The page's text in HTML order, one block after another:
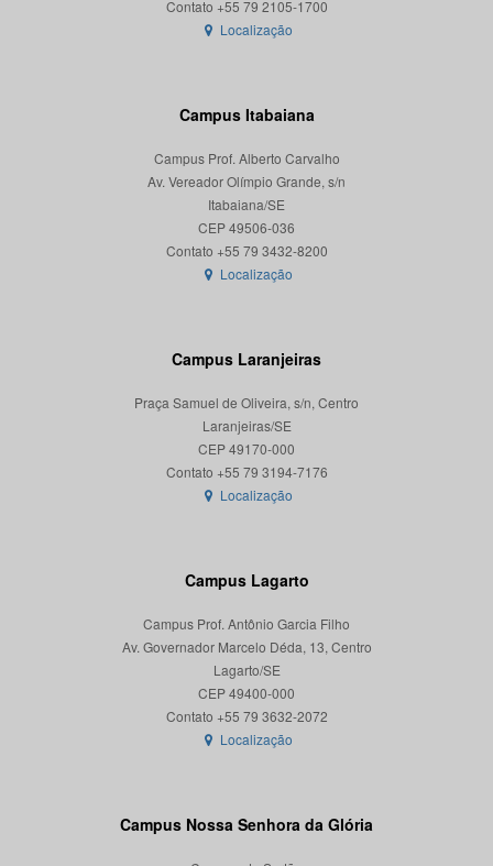
Localização
Campus Itabaiana
Campus Prof. Alberto Carvalho
Av. Vereador Olímpio Grande, s/n
Itabaiana/SE
CEP 49506-036
Localização
Campus Laranjeiras
Praça Samuel de Oliveira, s/n, Centro
Laranjeiras/SE
CEP 49170-000
Localização
Campus Lagarto
Campus Prof. Antônio Garcia Filho
Av. Governador Marcelo Déda, 13, Centro
Lagarto/SE
CEP 49400-000
Localização
Campus Nossa Senhora da Glória